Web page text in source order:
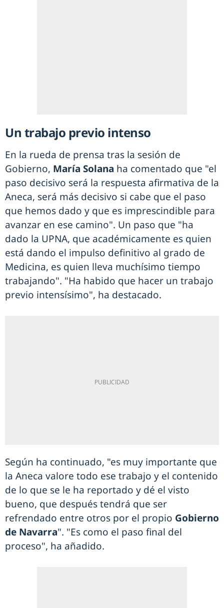
Un trabajo previo intenso
En la rueda de prensa tras la sesión de
Gobierno, María Solana ha comentado que "el
paso decisivo será la respuesta afirmativa de la
Aneca, será más decisivo si cabe que el paso
que hemos dado y que es imprescindible para
avanzar en ese camino". Un paso que "ha
dado la UPNA, que académicamente es quien
está dando el impulso definitivo al grado de
Medicina, es quien lleva muchísimo tiempo
trabajando". "Ha habido que hacer un trabajo
previo intensísimo", ha destacado.
Según ha continuado, "es muy importante que
la Aneca valore todo ese trabajo y el contenido
de lo que se le ha reportado y dé el visto
bueno, que después tendrá que ser
refrendado entre otros por el propio Gobierno
de Navarra". "Es como el paso final del
proceso", ha añadido.